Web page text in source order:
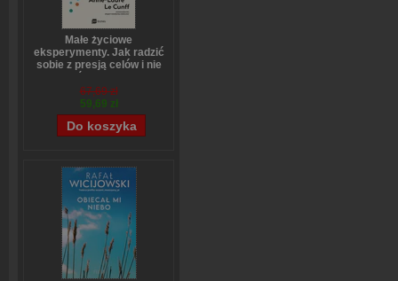
Małe życiowe
eksperymenty. Jak radzić
sobie z presją celów i nie
Anne-Laure LeCunff
67,69 zł
59,69 zł